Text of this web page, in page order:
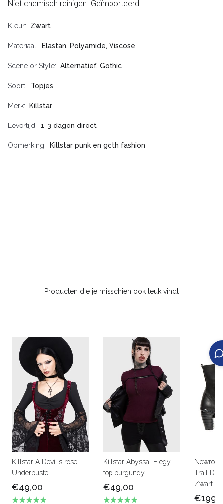
Niet chemisch reinigen. Geïmporteerd.
Kleur Zwart
Materiaal Elastan, Polyamide, Viscose
Scene or Style Alternatief, Gothic
Soort Topjes
Merk Killstar
Levertijd 1-3 dagen direct
Opmerking Killstar punk en goth fashion
Producten die je misschien ook leuk vindt
Killstar A Devil's rose
Underbuste
€49,00
Killstar Abyssal Elegy
top burgundy
€49,00
Trail
Zwart